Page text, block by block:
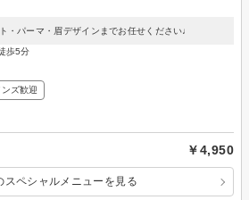
・パーマ・眉デザインまでお任せください♩
歩5分
ンズ歓迎
￥4,950
スペシャルメニューを見る